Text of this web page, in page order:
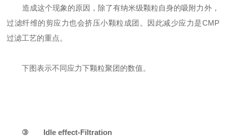
造成这个现象的原因，除了有纳米级颗粒自身的吸附力外，
过滤纤维的剪应力也会挤压小颗粒成团。因此减少应力是CMP
过滤工艺的重点。
下图表示不同应力下颗粒聚团的数值。
③ Idle effect-Filtration